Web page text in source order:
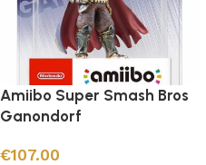
Amiibo Super Smash Bros
Ganondorf
€107.00